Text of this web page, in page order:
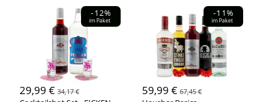
-12%
im Paket
29,99 €34,17 €
-11%
im Paket
59,99 € 67,45 €